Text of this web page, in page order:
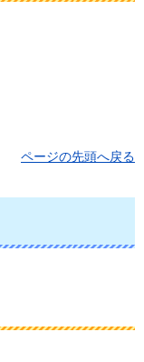
ページの先頭へ戻る